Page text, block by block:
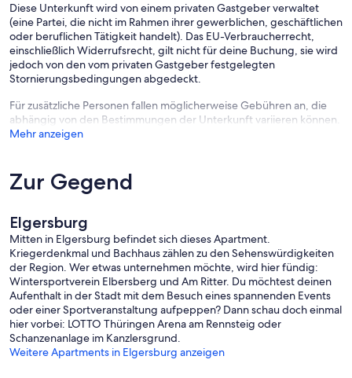
Diese Unterkunft wird von einem privaten Gastgeber verwaltet
(eine Partei, die nicht im Rahmen ihrer gewerblichen, geschäftlichen
oder beruflichen Tätigkeit handelt). Das EU-Verbraucherrecht,
einschließlich Widerrufsrecht, gilt nicht für deine Buchung, sie wird
jedoch von den vom privaten Gastgeber festgelegten
Stornierungsbedingungen abgedeckt.
Für zusätzliche Personen fallen möglicherweise Gebühren an, die
abhängig von den Bestimmungen der Unterkunft variieren können.
Mehr anzeigen
Zur Gegend
Elgersburg
Mitten in Elgersburg befindet sich dieses Apartment.
Kriegerdenkmal und Bachhaus zählen zu den Sehenswürdigkeiten
der Region. Wer etwas unternehmen möchte, wird hier fündig:
Wintersportverein Elbersberg und Am Ritter. Du möchtest deinen
Aufenthalt in der Stadt mit dem Besuch eines spannenden Events
oder einer Sportveranstaltung aufpeppen? Dann schau doch einmal
hier vorbei: LOTTO Thüringen Arena am Rennsteig oder
Schanzenanlage im Kanzlersgrund.
Weitere Apartments in Elgersburg anzeigen